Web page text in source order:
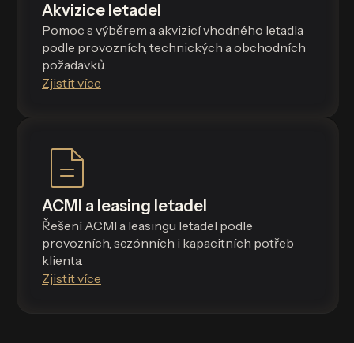
Akvizice letadel
Pomoc s výběrem a akvizicí vhodného letadla
podle provozních, technických a obchodních
požadavků.
Zjistit více
ACMI a leasing letadel
Řešení ACMI a leasingu letadel podle
provozních, sezónních i kapacitních potřeb
klienta.
Zjistit více